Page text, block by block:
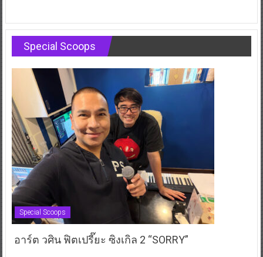
Special Scoops
Special Scoops
อาร์ต วศิน ฟิตเปรี๊ยะ ซิงเกิล 2 “SORRY”